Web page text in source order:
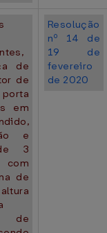
de
de
em
e
3
com
de
de
Resolução
nº 14 de
19 de
fevereiro
de 2020